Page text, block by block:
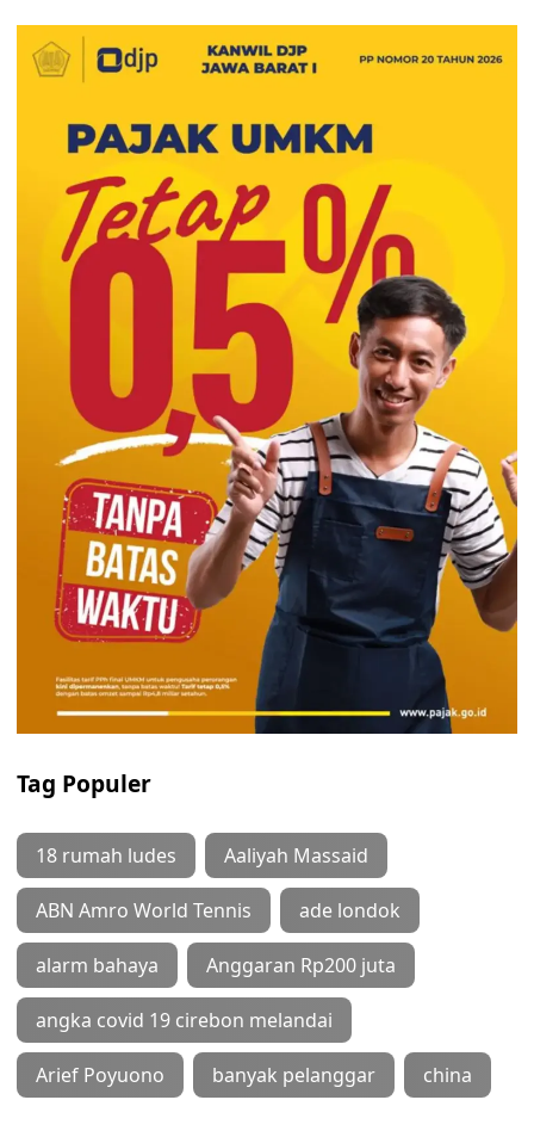
Tag Populer
18 rumah ludes Aaliyah Massaid
ABN Amro World Tennis ade londok
alarm bahaya Anggaran Rp200 juta
angka covid 19 cirebon melandai
Arief Poyuono banyak pelanggar china